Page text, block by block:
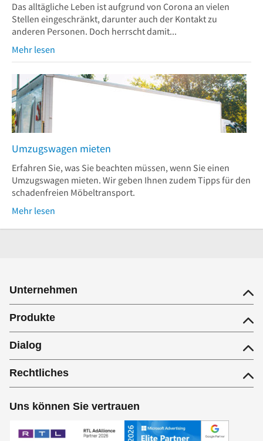
Das alltägliche Leben ist aufgrund von Corona an vielen
Stellen eingeschränkt, darunter auch der Kontakt zu
anderen Personen. Doch herrscht damit...
Mehr lesen
Umzugswagen mieten
Erfahren Sie, was Sie beachten müssen, wenn Sie einen
Umzugswagen mieten. Wir geben Ihnen zudem Tipps für den
schadenfreien Möbeltransport.
Mehr lesen
Unternehmen
Produkte
Dialog
Rechtliches
Uns können Sie vertrauen